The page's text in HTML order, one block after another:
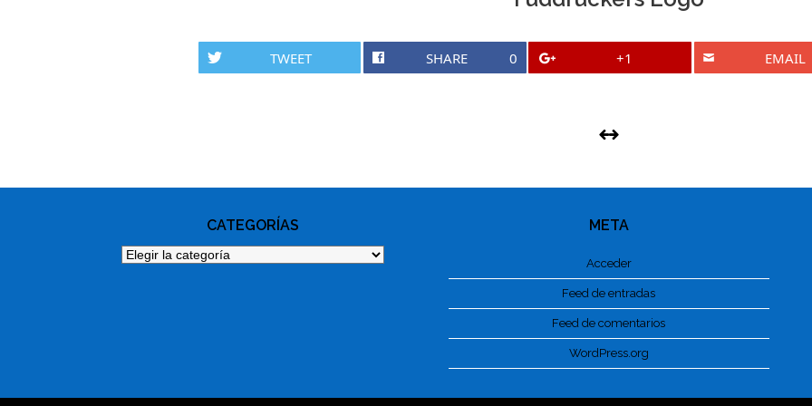
TWEET SHARE 0 +1 EMAIL
CATEGORÍAS
Categorías
META
Acceder
Feed de entradas
Feed de comentarios
WordPress.org